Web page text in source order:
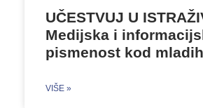
UČESTVUJ U
Medijska i
pismenost kod mladih
VIŠE »